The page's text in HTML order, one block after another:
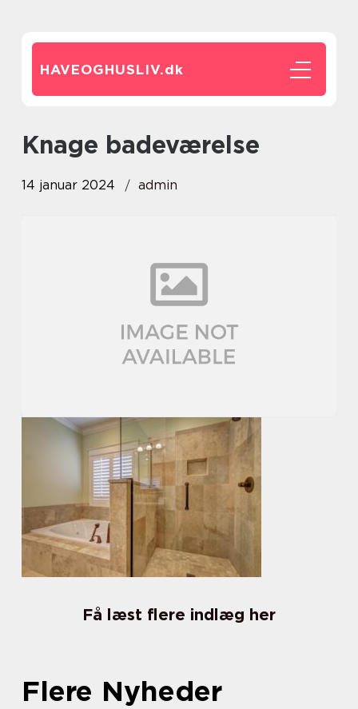
HAVEOGHUSLIV.dk
knage badeværelse
14 januar 2024 admin
Få læst flere indlæg her
Flere Nyheder